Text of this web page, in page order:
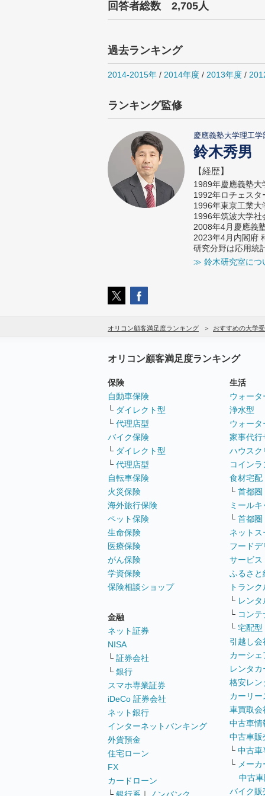
回答者総数 2,705人
過去ランキング
2014-2015年 / 2014年度 / 2013年度 /
ランキング監修
慶應義塾大学理工
鈴木秀男
【経歴】
1989年慶應義塾
1992年ロチェス
1996年東京工業
1996年筑波大学
2008年4月慶應義
2023年4月内閣府
研究分野は応用統
≫ 鈴木研究室につ
オリコン顧客満足度ランキング おすすめの大学
オリコン顧客満足度ランキング
保険
自動車保険
└ ダイレクト型
└ 代理店型
バイク保険
└ ダイレクト型
└ 代理店型
自転車保険
火災保険
海外旅行保険
ペット保険
生命保険
医療保険
がん保険
学資保険
保険相談ショップ
金融
ネット証券
NISA
└ 証券会社
└ 銀行
スマホ専業証券
iDeCo 証券会社
ネット銀行
インターネットバンキング
外貨預金
住宅ローン
FX
カードローン
生活
ウォー
浄水型
ウォー
家事代行
ハウスク
コイン
食材宅配
└ 首都圏
ミールキ
└ 首都圏
ネットス
フード
サービス
ふるさと
トラン
└ レン
└ コンテ
└ 宅配型
引越し会
カーシ
レンタカ
格安レン
カーリー
車買取会
中古車情
中古車販
└ 中古車
└ メーカ
中古車
バイク販